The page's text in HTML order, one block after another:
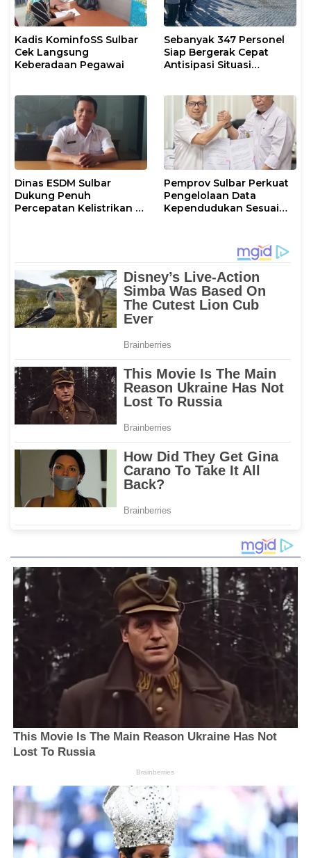
Kadis KominfoSS Sulbar
Cek Langsung
Keberadaan Pegawai
Sebanyak 347 Personel
Siap Bergerak Cepat
Antisipasi Situasi
Dinas ESDM Sulbar
Dukung Penuh
Percepatan Kelistrikan di
Pemprov Sulbar Perkuat
Pengelolaan Data
Kependudukan Sesuai